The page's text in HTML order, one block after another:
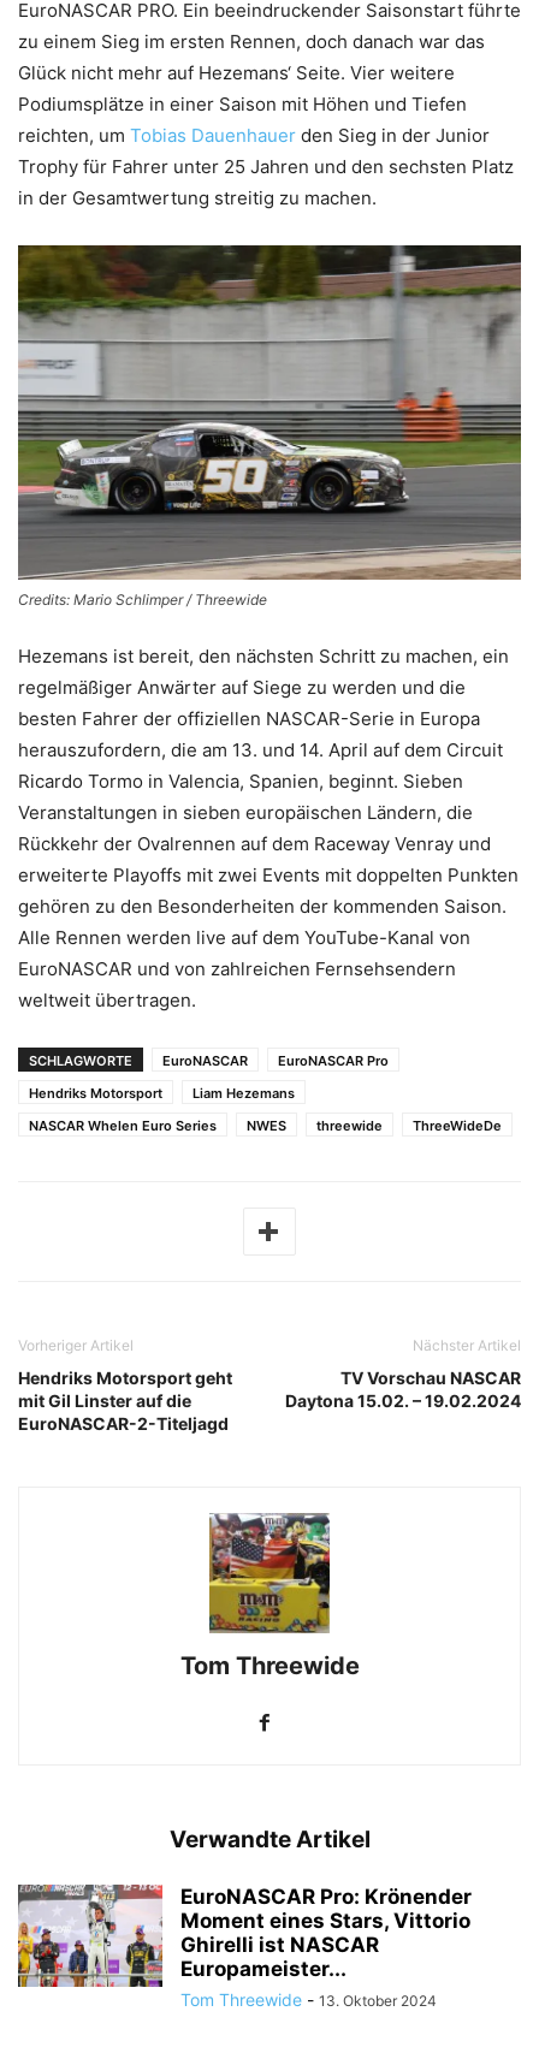
EuroNASCAR PRO. Ein beeindruckender Saisonstart führte
zu einem Sieg im ersten Rennen, doch danach war das
Glück nicht mehr auf Hezemans‘ Seite. Vier weitere
Podiumsplätze in einer Saison mit Höhen und Tiefen
reichten, um Tobias Dauenhauer den Sieg in der Junior
Trophy für Fahrer unter 25 Jahren und den sechsten Platz
in der Gesamtwertung streitig zu machen.
Credits: Mario Schlimper / Threewide
Hezemans ist bereit, den nächsten Schritt zu machen, ein
regelmäßiger Anwärter auf Siege zu werden und die
besten Fahrer der offiziellen NASCAR-Serie in Europa
herauszufordern, die am 13. und 14. April auf dem Circuit
Ricardo Tormo in Valencia, Spanien, beginnt. Sieben
Veranstaltungen in sieben europäischen Ländern, die
Rückkehr der Ovalrennen auf dem Raceway Venray und
erweiterte Playoffs mit zwei Events mit doppelten Punkten
gehören zu den Besonderheiten der kommenden Saison.
Alle Rennen werden live auf dem YouTube-Kanal von
EuroNASCAR und von zahlreichen Fernsehsendern
weltweit übertragen.
SCHLAGWORTE EuroNASCAR
EuroNASCAR Pro
Hendriks Motorsport
Liam Hezemans
NASCAR Whelen Euro Series
NWES threewide ThreeWideDe
Vorheriger Artikel
Hendriks Motorsport geht
mit Gil Linster auf die
EuroNASCAR-2-Titeljagd
Nächster Artikel
TV Vorschau NASCAR
Daytona 15.02. – 19.02.2024
Tom Threewide
Verwandte Artikel
EuroNASCAR Pro: Krönender
Moment eines Stars, Vittorio
Ghirelli ist NASCAR
Europameister...
Tom Threewide - 13. Oktober 2024